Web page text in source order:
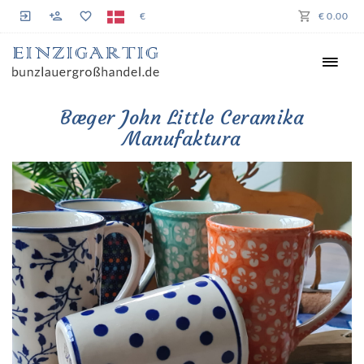
€ € 0.00
Bæger John Little Ceramika
Manufaktura